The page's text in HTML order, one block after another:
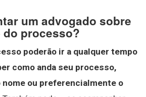
um advogado sobre
processo?
poderão ir a qualquer tempo
como anda seu processo,
nome ou preferencialmente o